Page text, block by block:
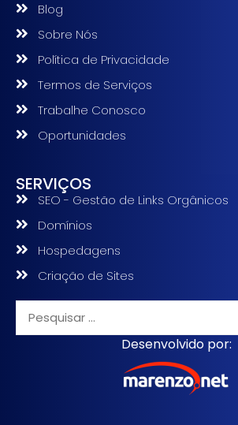
Blog
Sobre Nós
Política de Privacidade
Termos de Serviços
Trabalhe Conosco
Oportunidades
SERVIÇOS
SEO - Gestão de Links Orgânicos
Domínios
Hospedagens
Criação de Sites
Desenvolvido por: